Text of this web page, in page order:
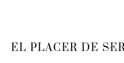
Back
EL PLACER DE